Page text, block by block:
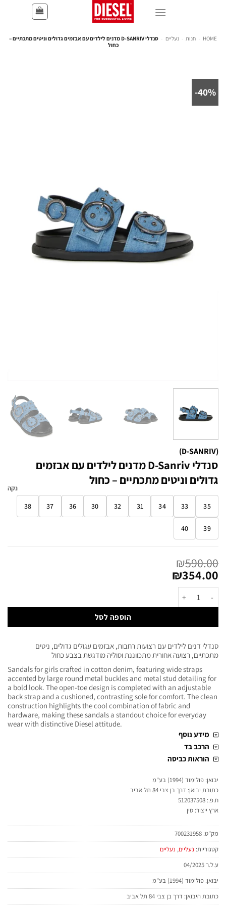
HOME
- חנות - נעליים -
סנדלי D-SANRIV מדנים לילדים עם אבזמים גדולים וניטים מתכתיים –
כחול
40%-
(D-SANRIV)
סנדלי D-Sanriv מדנים לילדים עם אבזמים
גדולים וניטים מתכתיים – כחול
35
33
34
31
32
30
36
37
38
39
40
נקה
₪590.00
₪354.00
הוספה לסל
סנדלי דנים לילדים עם רצועות רחבות, אבזמים עגולים גדולים, ניטים
מתכתיים, רצועה אחורית מתכווננת וסוליה מודגשת בצבע כחול
Sandals for girls crafted in cotton denim, featuring wide straps
accented by large round metal buckles and metal stud detailing for
a bold look. The open-toe design is completed with an adjustable
back strap and a cushioned, contrasting sole for comfort. The clean
construction highlights the cool combination of fabric and
hardware, making these sandals a standout choice for everyday
wear with distinctive Diesel attitude.
מידע נוסף
הרכב בד
הוראות כביסה
יבואן: פולימוד (1994) בע"מ
כתובת יבואן: דרך בן צבי 84 תל אביב
ח.פ.: 512037508
ארץ ייצור: סין
מק"ט: 700231958
קטגוריות: נעליים, נעליים
ע.ל.ר 04/2025
יבואן: פולימוד (1994) בע"מ
כתובת היבואן: דרך בן צבי 84 תל אביב